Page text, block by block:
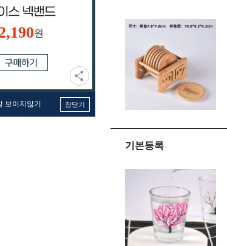
원
보이지않기 창닫기
기본등록